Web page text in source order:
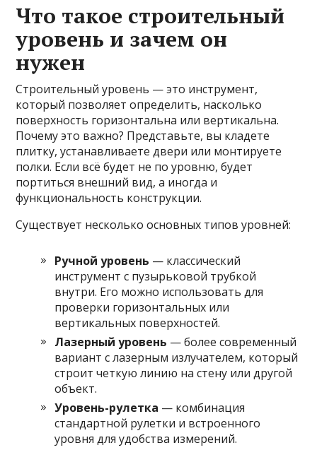
Что такое строительный
уровень и зачем он
нужен
Строительный уровень — это инструмент,
который позволяет определить, насколько
поверхность горизонтальна или вертикальна.
Почему это важно? Представьте, вы кладете
плитку, устанавливаете двери или монтируете
полки. Если всё будет не по уровню, будет
портиться внешний вид, а иногда и
функциональность конструкции.
Существует несколько основных типов уровней:
Ручной уровень — классический
инструмент с пузырьковой трубкой
внутри. Его можно использовать для
проверки горизонтальных или
вертикальных поверхностей.
Лазерный уровень — более современный
вариант с лазерным излучателем, который
строит четкую линию на стену или другой
объект.
Уровень-рулетка — комбинация
стандартной рулетки и встроенного
уровня для удобства измерений.